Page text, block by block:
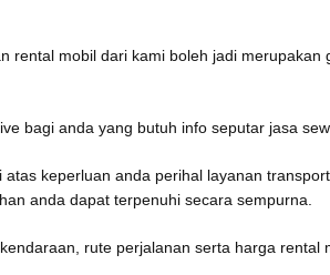
rental mobil dari kami boleh jadi
bagi anda yang butuh info seputar jasa
keperluan anda perihal layanan
anda dapat terpenuhi secara sempurna.
rute perjalanan serta harga rental